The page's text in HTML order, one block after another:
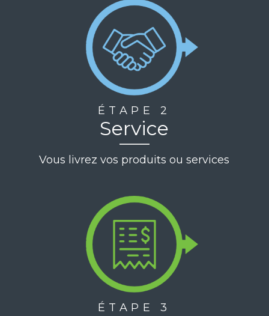
ÉTAPE 2
Service
Vous livrez vos produits ou services
ÉTAPE 3